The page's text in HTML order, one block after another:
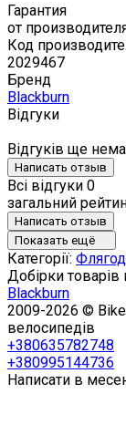
Гарантия
от
Код
2029467
Бренд
Blackburn
Відгуки
Відгуків ще
Написать отзыв
Всі відгуки 0
загальний
Написать отзыв
Показать ещё
Категорії:
Добірки товарів
Blackburn
2009-2026 ©
велосипедів
+380635782748
+380995144736
Написати в